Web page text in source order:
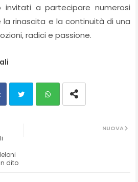
invitati a partecipare numerosi
la rinascita e la continuità di una
radici e passione.
NUOVA
dito